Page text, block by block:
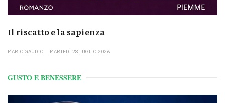
Il riscatto e la sapienza
MARIO GAUDIO MARTEDÌ 28 LUGLIO 2026
GUSTO E BENESSERE